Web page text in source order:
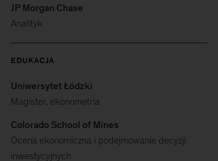
JP Morgan Chase
Analityk
EDUKACJA
Uniwersytet Łódzki
Magister, ekonometria
Colorado School of Mines
Ocena ekonomiczna i podejmowanie decyzji
inwestycyjnych